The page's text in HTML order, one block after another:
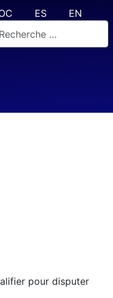
votre langue
ES
EN
pour disputer